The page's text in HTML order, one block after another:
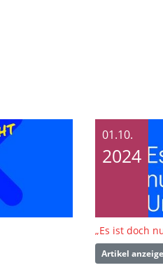
01.10.
2024
„Es ist doch
Artikel